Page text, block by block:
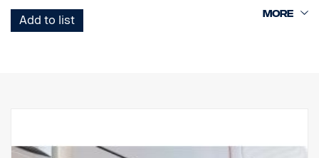
Johdinvalmius FPC01568C on saatavissa.
Add to list